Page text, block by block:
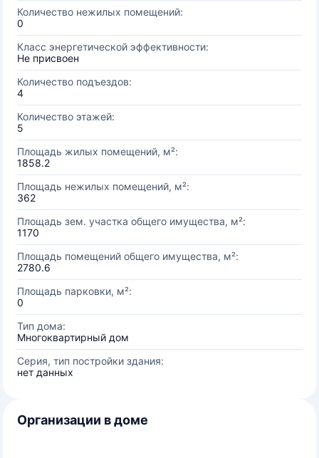
Количество нежилых помещений:
0
Класс энергетической эффективности:
Не присвоен
Количество подъездов:
4
Количество этажей:
5
Площадь жилых помещений, м²:
1858.2
Площадь нежилых помещений, м²:
362
Площадь зем. участка общего имущества, м²:
1170
Площадь помещений общего имущества, м²:
2780.6
Площадь парковки, м²:
0
Тип дома:
Многоквартирный дом
Серия, тип постройки здания:
нет данных
Организации в доме